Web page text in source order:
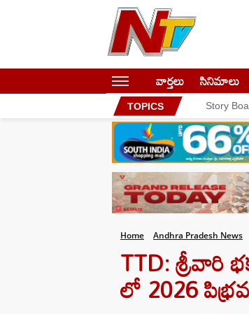
వార్తలు సినిమాలు
TOPICS Story
Home Andhra Pradesh News
TTD: శ్రీవారి
లో 2026